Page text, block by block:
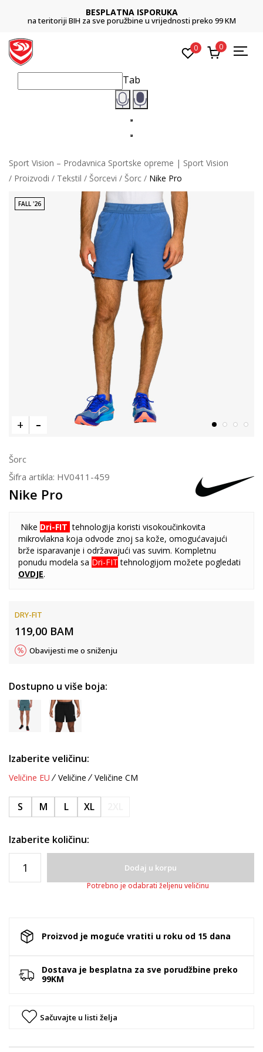
BESPLATNA ISPORUKA
na teritoriji BIH za sve poružbine u vrijednosti preko 99 KM
0 0
Tab
Sport Vision – Prodavnica Sportske opreme | Sport Vision
Proizvodi
Tekstil Šorcevi Šorc Nike Pro
FALL '26
Šorc
Šifra artikla: HV0411-459
Nike Pro
Nike Dri-FIT tehnologija koristi visokoučinkovita
mikrovlakna koja odvode znoj sa kože, omogućavajući
brže isparavanje i održavajući vas suvim. Kompletnu
ponudu modela sa Dri-FIT tehnologijom možete pogledati
OVDJE.
DRY-FIT
119,00 BAM
Obavijesti me o sniženju
Dostupno u više boja:
Izaberite veličinu:
Veličine EU Veličine Veličine CM
S M L XL
Izaberite količinu:
Dodaj u korpu
Potrebno je odabrati željenu veličinu
Proizvod je moguće vratiti u roku od 15 dana
Dostava je besplatna za sve porudžbine preko
99KM
Sačuvajte u listi želja